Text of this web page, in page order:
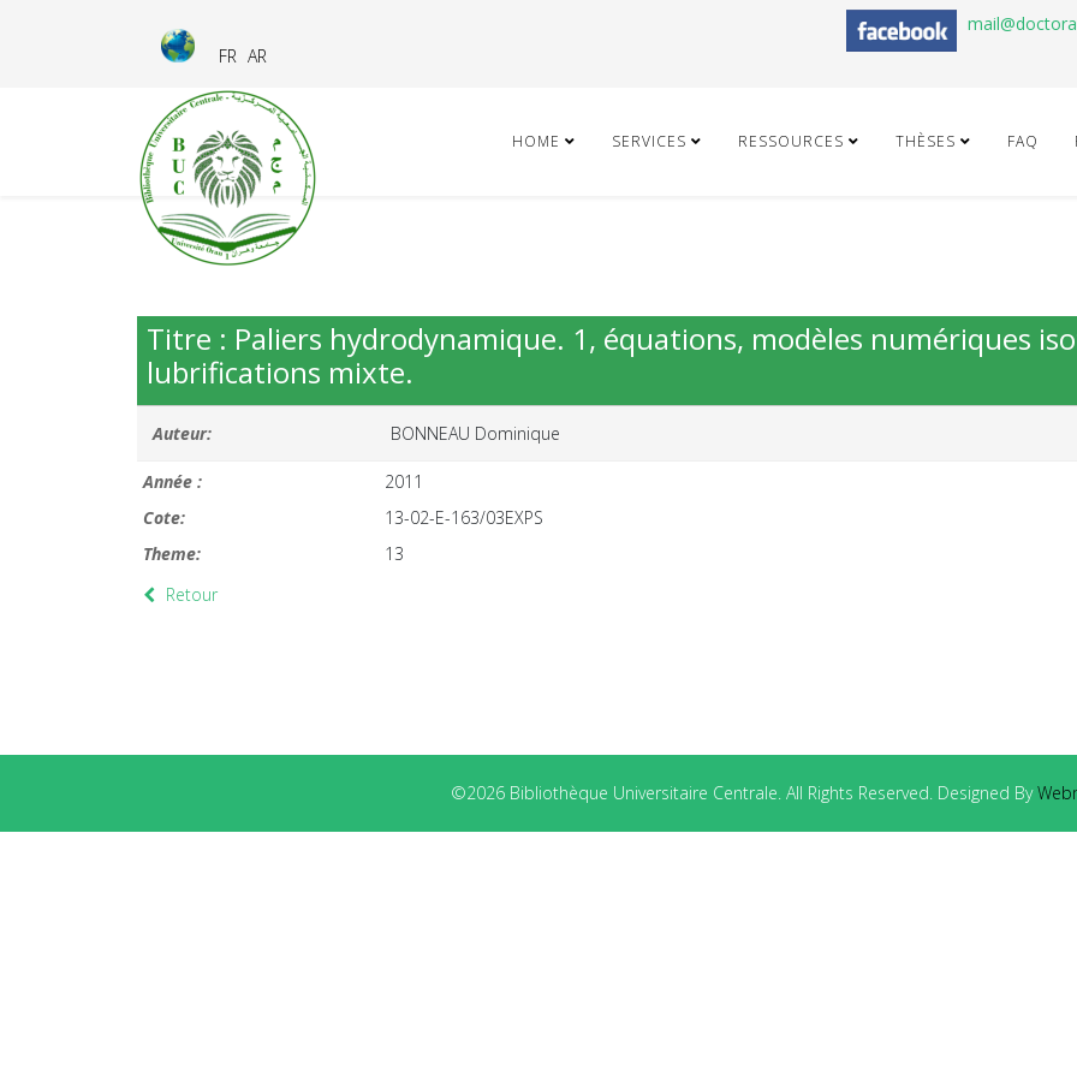
FR AR
HOME SERVICES RESSOURCES THÈSES FAQ
Titre : Paliers hydrodynamique. 1, équations, modèles numériques
lubrifications mixte.
Auteur: BONNEAU Dominique
Année :
2011
Cote:
13-02-E-163/03EXPS
Theme:
13
Retour
©2026 Bibliothèque Universitaire Centrale. All Rights Reserved. Designed By